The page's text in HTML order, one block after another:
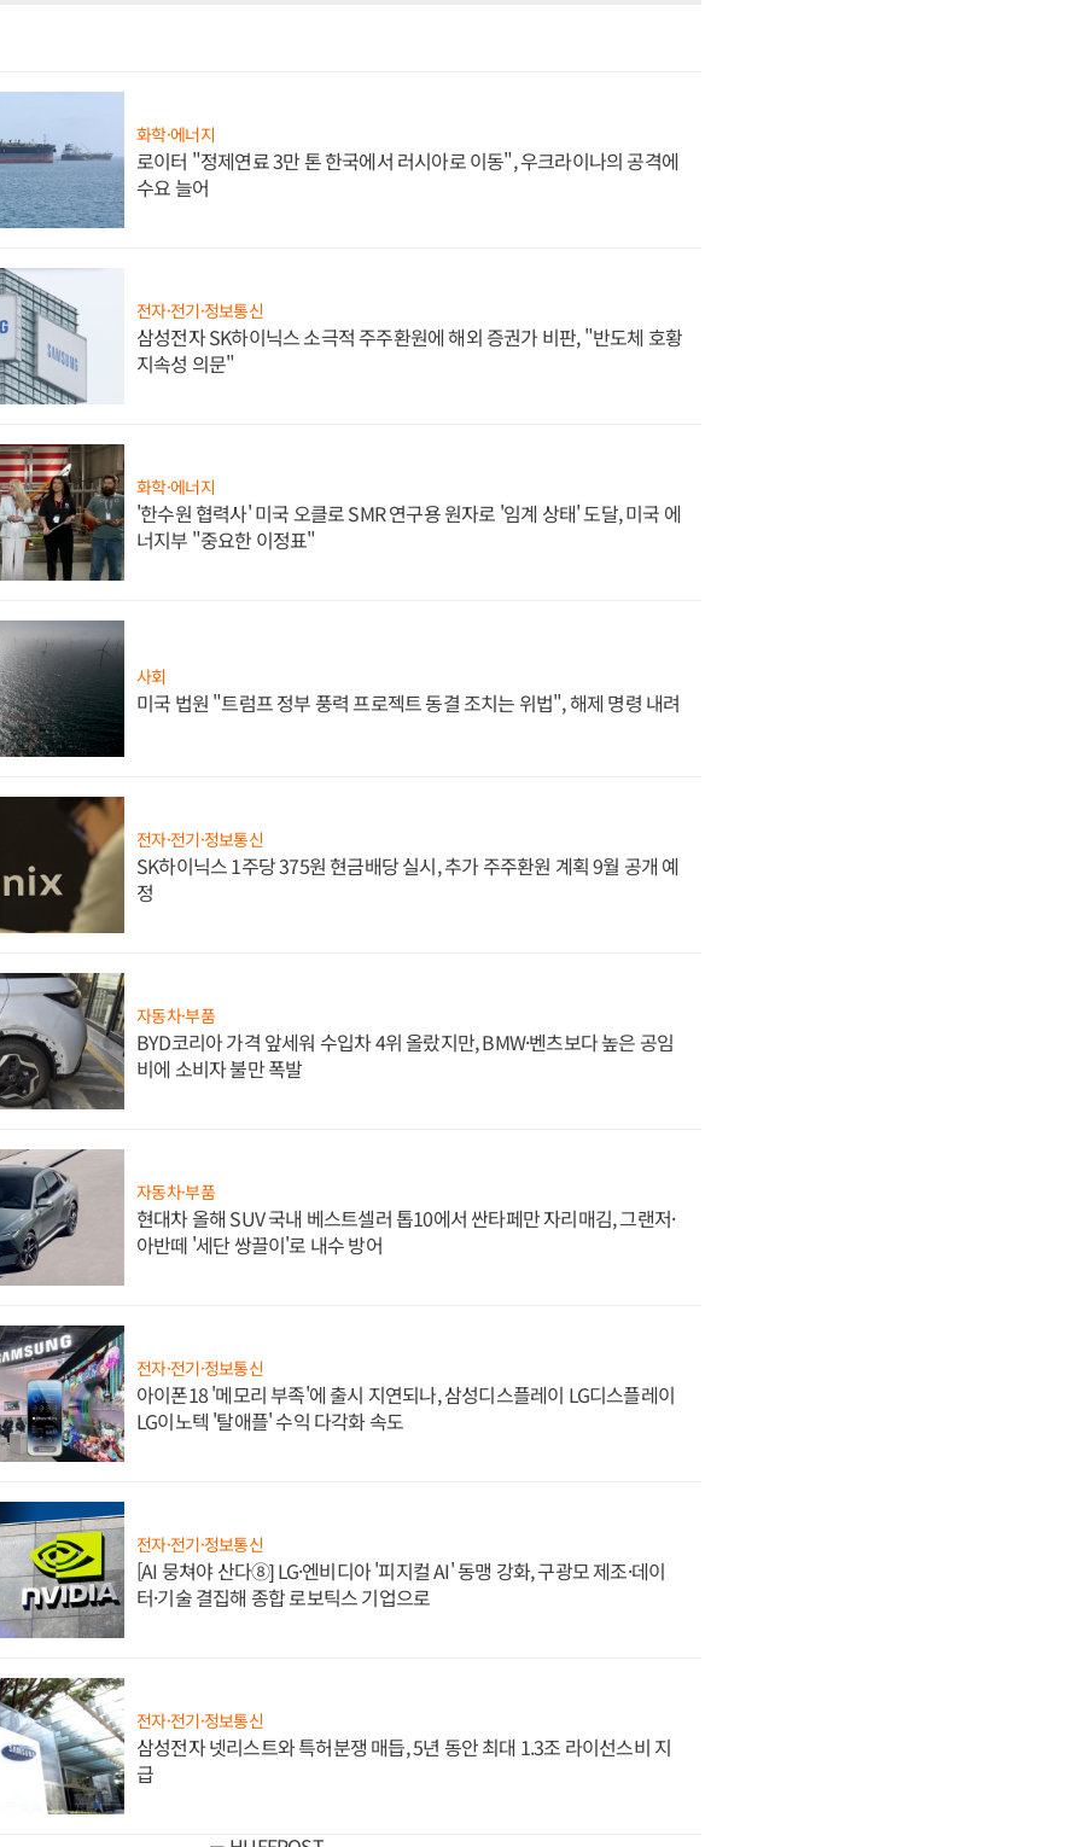
화학·에너지
로이터 "정제연료 3만 톤 한국에서 러시아로 이동", 우크라이나의 공격에
수요 늘어
전자·전기·정보통신
삼성전자 SK하이닉스 소극적 주주환원에 해외 증권가 비판, "반도체 호황
지속성 의문"
화학·에너지
'한수원 협력사' 미국 오클로 SMR 연구용 원자로 '임계 상태' 도달, 미국 에
너지부 "중요한 이정표"
사회
미국 법원 "트럼프 정부 풍력 프로젝트 동결 조치는 위법", 해제 명령 내려
전자·전기·정보통신
SK하이닉스 1주당 375원 현금배당 실시, 추가 주주환원 계획 9월 공개 예
정
자동차·부품
BYD코리아 가격 앞세워 수입차 4위 올랐지만, BMW·벤츠보다 높은 공임
비에 소비자 불만 폭발
자동차·부품
현대차 올해 SUV 국내 베스트셀러 톱10에서 싼타페만 자리매김, 그랜저·
아반떼 '세단 쌍끌이'로 내수 방어
전자·전기·정보통신
아이폰18 '메모리 부족'에 출시 지연되나, 삼성디스플레이 LG디스플레이
LG이노텍 '탈애플' 수익 다각화 속도
전자·전기·정보통신
[AI 뭉쳐야 산다⑧] LG·엔비디아 '피지컬 AI' 동맹 강화, 구광모 제조·데이
터·기술 결집해 종합 로보틱스 기업으로
전자·전기·정보통신
삼성전자 넷리스트와 특허분쟁 매듭, 5년 동안 최대 1.3조 라이선스비 지
급